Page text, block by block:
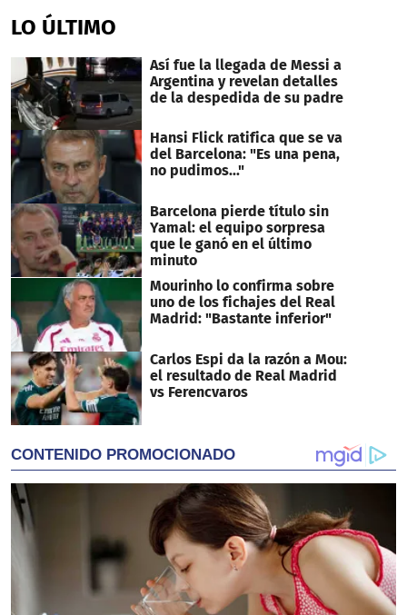
of
14
LO ÚLTIMO
Así fue la llegada de Messi a
Argentina y revelan detalles
de la despedida de su padre
Hansi Flick ratifica que se va
del Barcelona: "Es una pena,
no pudimos..."
Barcelona pierde título sin
Yamal: el equipo sorpresa
que le ganó en el último
minuto
Mourinho lo confirma sobre
uno de los fichajes del Real
Madrid: "Bastante inferior"
Carlos Espi da la razón a Mou:
el resultado de Real Madrid
vs Ferencvaros